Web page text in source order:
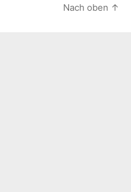
Nach oben ↑